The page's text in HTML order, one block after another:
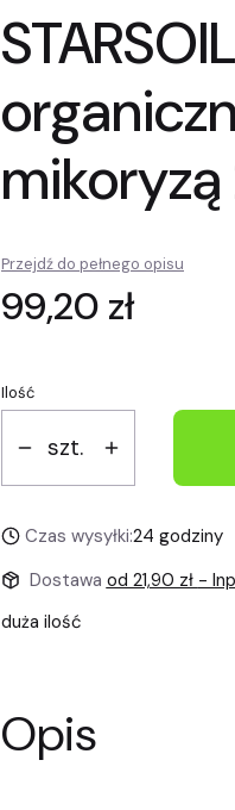
Przejdź do pełnego opisu
Cena
99,20 zł
Ilość
szt.
Czas wysyłki:24 godziny
Dostawa od 21,90 zł -
duża ilość
Opis